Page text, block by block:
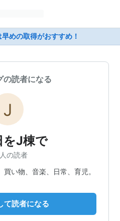
めの取得がおすすめ！
の読者になる
J棟で
の読者
い物、音楽、日常、育児。
て読者になる